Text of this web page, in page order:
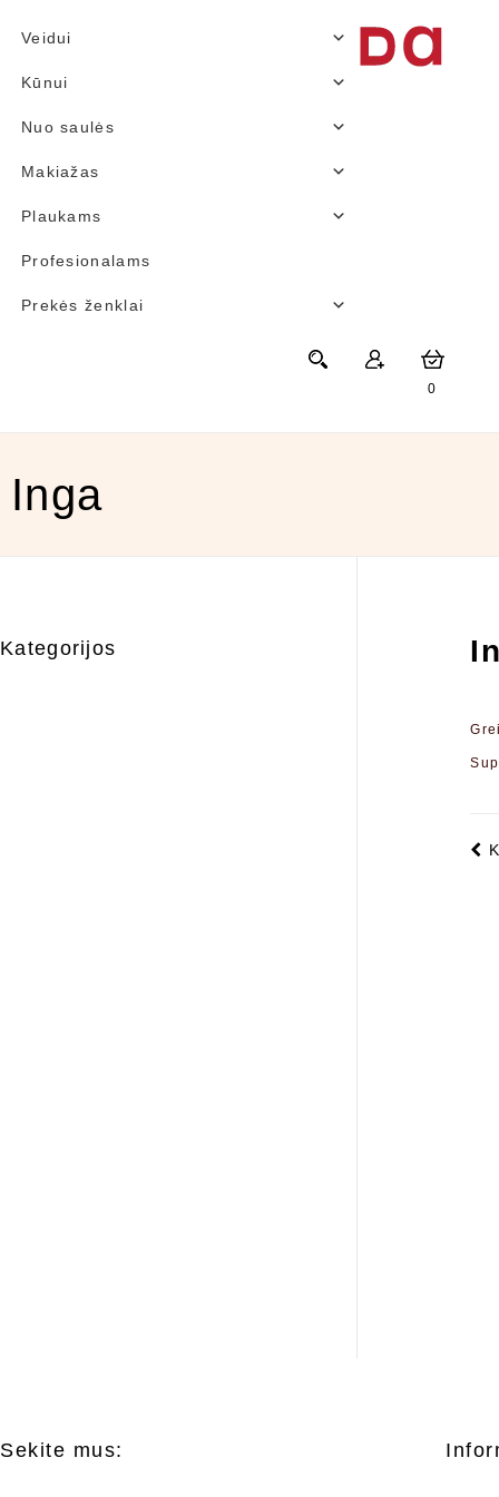
Veidui
Kūnui
Nuo saulės
Makiažas
Plaukams
Profesionalams
Prekės ženklai
0
Inga
Kategorijos
Sekite mus: